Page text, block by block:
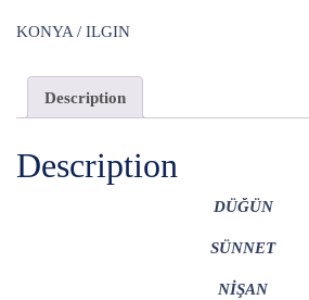
KONYA / ILGIN
Description
Description
DÜĞÜN
SÜNNET
NİŞAN